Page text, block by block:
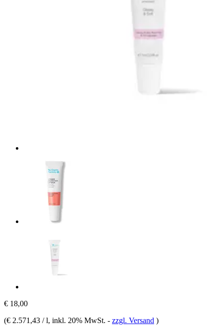
€ 18,00
(€ 2.571,43 / l, inkl. 20% MwSt. - zzgl. Versand )